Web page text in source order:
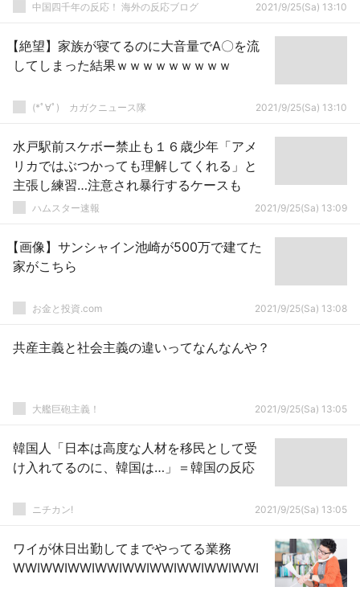
中国四千年の反応！ 海外の反応ブログ 2021/9/25(Sa) 13:10
【絶望】家族が寝てるのに大音量でA〇を流
してしまった結果ｗｗｗｗｗｗｗｗｗ
(*ﾟ∀ﾟ)ゞカガクニュース隊 2021/9/25(Sa) 13:10
水戸駅前スケボー禁止も１６歳少年「アメ
リカではぶつかっても理解してくれる」と
主張し練習…注意され暴行するケースも
ハムスター速報 2021/9/25(Sa) 13:09
【画像】サンシャイン池崎が500万で建てた
家がこちら
お金と投資.com 2021/9/25(Sa) 13:08
共産主義と社会主義の違いってなんなんや？
大艦巨砲主義！ 2021/9/25(Sa) 13:05
韓国人「日本は高度な人材を移民として受
け入れてるのに、韓国は…」＝韓国の反応
ニチカン! 2021/9/25(Sa) 13:05
ワイが休日出勤してまでやってる業務
WWIWWIWWIWWIWWIWWIWWIWWIWWI